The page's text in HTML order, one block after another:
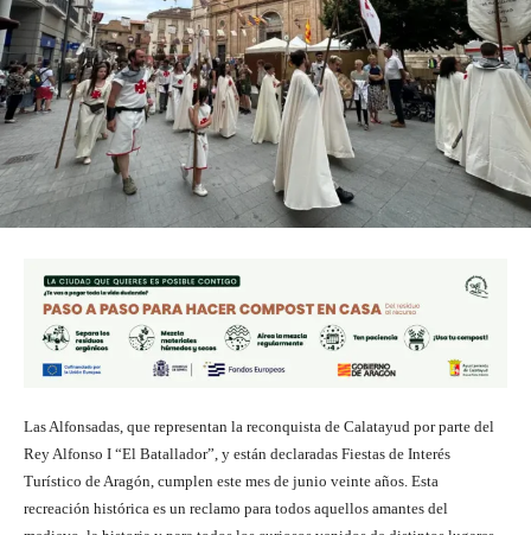
Las Alfonsadas, que representan la reconquista de Calatayud por parte del
Rey Alfonso I “El Batallador”, y están declaradas Fiestas de Interés
Turístico de Aragón, cumplen este mes de junio veinte años. Esta
recreación histórica es un reclamo para todos aquellos amantes del